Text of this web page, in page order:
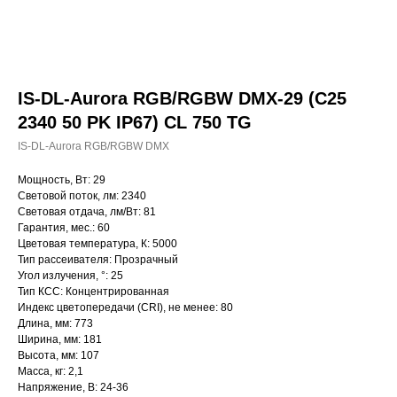
IS-DL-Aurora RGB/RGBW DMX-29 (C25
2340 50 PK IP67) CL 750 TG
IS-DL-Aurora RGB/RGBW DMX
Мощность, Вт: 29
Световой поток, лм: 2340
Световая отдача, лм/Вт: 81
Гарантия, мес.: 60
Цветовая температура, К: 5000
Тип рассеивателя: Прозрачный
Угол излучения, °: 25
Тип КСС: Концентрированная
Индекс цветопередачи (CRI), не менее: 80
Длина, мм: 773
Ширина, мм: 181
Высота, мм: 107
Масса, кг: 2,1
Напряжение, В: 24-36